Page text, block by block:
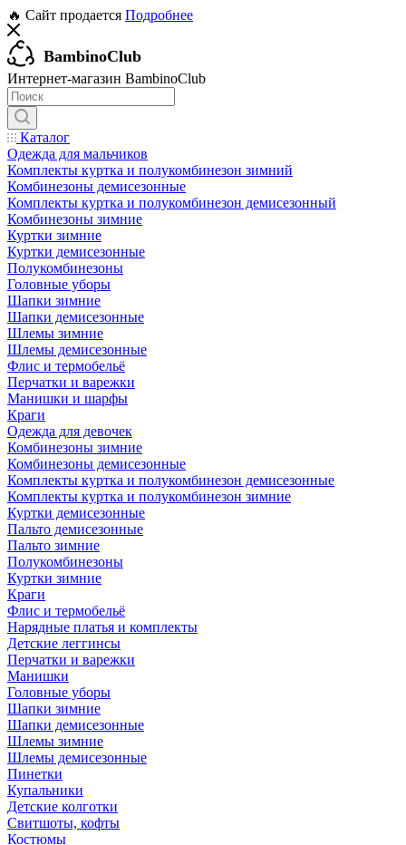
🔥 Сайт продается Подробнее
BambinoClub
Интернет-магазин BambinoClub
Каталог
Одежда для мальчиков
Комплекты куртка и полукомбинезон зимний
Комбинезоны демисезонные
Комплекты куртка и полукомбинезон демисезонный
Комбинезоны зимние
Куртки зимние
Куртки демисезонные
Полукомбинезоны
Головные уборы
Шапки зимние
Шапки демисезонные
Шлемы зимние
Шлемы демисезонные
Флис и термобельё
Перчатки и варежки
Манишки и шарфы
Краги
Одежда для девочек
Комбинезоны зимние
Комбинезоны демисезонные
Комплекты куртка и полукомбинезон демисезонные
Комплекты куртка и полукомбинезон зимние
Куртки демисезонные
Пальто демисезонные
Пальто зимние
Полукомбинезоны
Куртки зимние
Краги
Флис и термобельё
Нарядные платья и комплекты
Детские леггинсы
Перчатки и варежки
Манишки
Головные уборы
Шапки зимние
Шапки демисезонные
Шлемы зимние
Шлемы демисезонные
Пинетки
Купальники
Детские колготки
Свитшоты, кофты
Костюмы